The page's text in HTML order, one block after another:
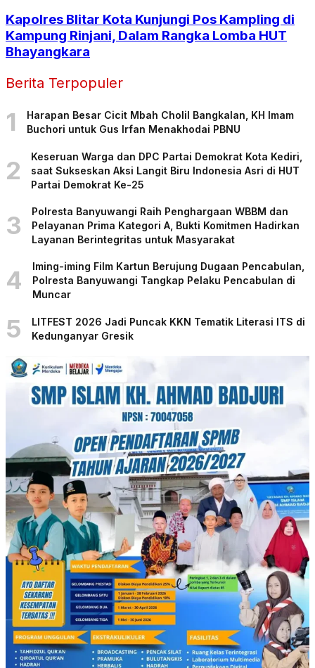
Kapolres Blitar Kota Kunjungi Pos Kampling di
Kampung Rinjani, Dalam Rangka Lomba HUT
Bhayangkara
Berita Terpopuler
1
Harapan Besar Cicit Mbah Cholil Bangkalan, KH Imam
Buchori untuk Gus Irfan Menakhodai PBNU
2
Keseruan Warga dan DPC Partai Demokrat Kota Kediri,
saat Sukseskan Aksi Langit Biru Indonesia Asri di HUT
Partai Demokrat Ke-25
3
Polresta Banyuwangi Raih Penghargaan WBBM dan
Pelayanan Prima Kategori A, Bukti Komitmen Hadirkan
Layanan Berintegritas untuk Masyarakat
4
Iming-iming Film Kartun Berujung Dugaan Pencabulan,
Polresta Banyuwangi Tangkap Pelaku Pencabulan di
Muncar
5
LITFEST 2026 Jadi Puncak KKN Tematik Literasi ITS di
Kedunganyar Gresik